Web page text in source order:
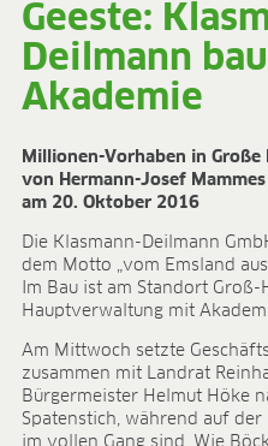
Florabella® Hobbyerden
Containermulch
Rohstoffe
Growcoon
Growbag
Sphaxx®
Liefersicherheit
Rootixx
Ökologischer Anbau
Jungpflanzenanzucht
Presstopferden
Topfkräuter
Beet- und Balkonpflanzen
Geeste:
Deilmann
Akademie
Millionen-Vorhaben in Große
von Hermann-Josef
am 20. Oktober 2016
Die Klasmann-Deilmann
dem Motto „vom Emsland
Im Bau ist am Standort Groß-
Hauptverwaltung mit
Am Mittwoch setzte
zusammen mit Landrat
Bürgermeister Helmut Höke
Spatenstich, während auf
im vollen Gang sind. Wie